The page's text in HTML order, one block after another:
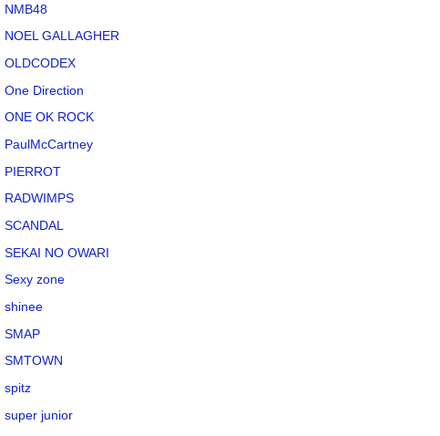
NMB48
NOEL GALLAGHER
OLDCODEX
One Direction
ONE OK ROCK
PaulMcCartney
PIERROT
RADWIMPS
SCANDAL
SEKAI NO OWARI
Sexy zone
shinee
SMAP
SMTOWN
spitz
super junior